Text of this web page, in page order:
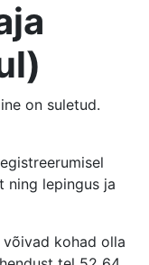
on suletud.
ning lepingus ja
kohad olla